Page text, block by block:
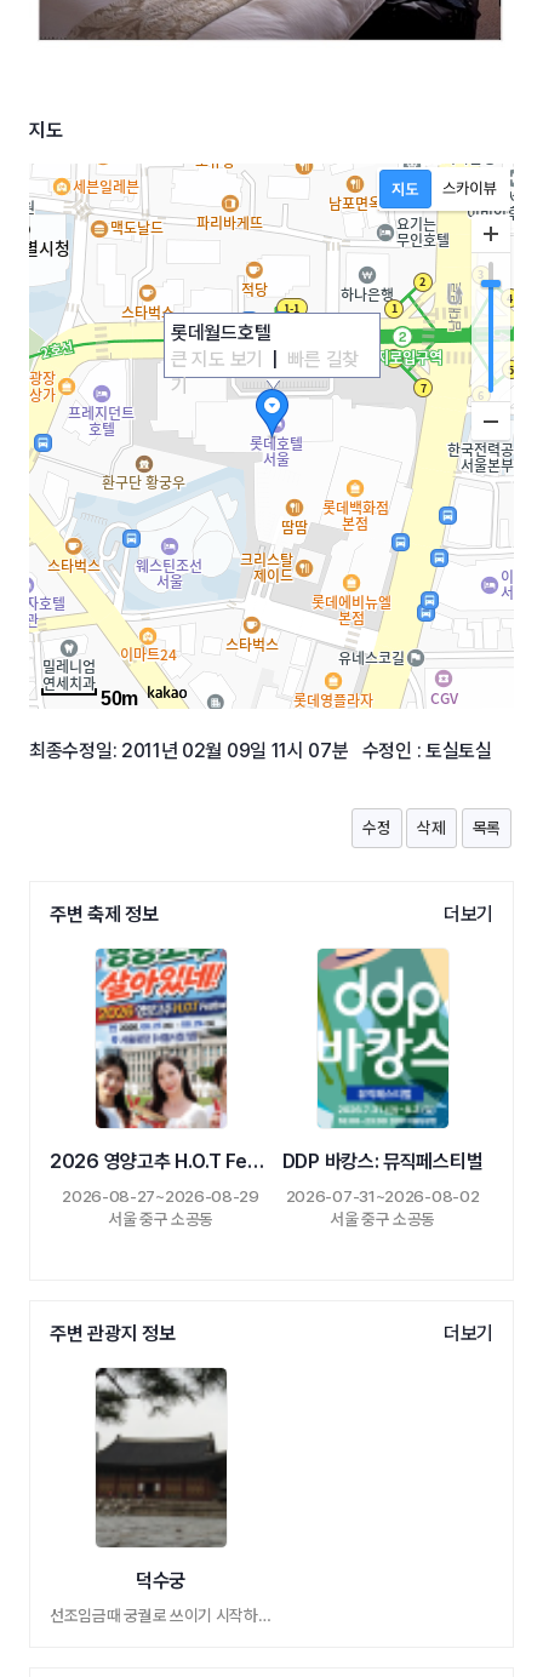
지도
롯데월드호텔
큰 지도 보기
빠른 길찾
기
50m
최종수정일: 2011년 02월 09일 11시 07분 수정인 : 토실토실
수정 삭제 목록
주변 축제 정보 더보기
2026 영양고추 H.O.T Festival
2026-08-27~2026-08-29
서울 중구 소공동
DDP 바캉스: 뮤직페스티벌
2026-07-31~2026-08-02
서울 중구 소공동
주변 관광지 정보 더보기
덕수궁
선조임금때 궁궐로 쓰이기 시작하여 광해군, …